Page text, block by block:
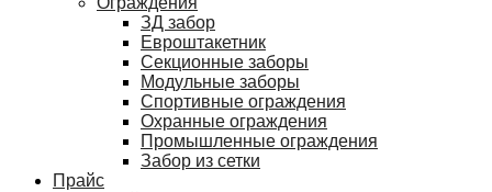
ЗД забор
Евроштакетник
Секционные заборы
Модульные заборы
Спортивные ограждения
Охранные ограждения
Промышленные ограждения
Забор из сетки
Прайс